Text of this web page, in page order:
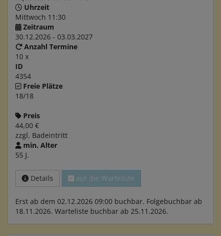
Uhrzeit
Mittwoch 11:30
Zeitraum
30.12.2026 - 03.03.2027
Anzahl Termine
10 x
ID
4354
Freie Plätze
18/18
Preis
44,00 €
zzgl. Badeintritt
min. Alter
55 J.
Details auf die Warteliste
Erst ab dem 02.12.2026 09:00 buchbar. Folgebuchbar ab
18.11.2026. Warteliste buchbar ab 25.11.2026.